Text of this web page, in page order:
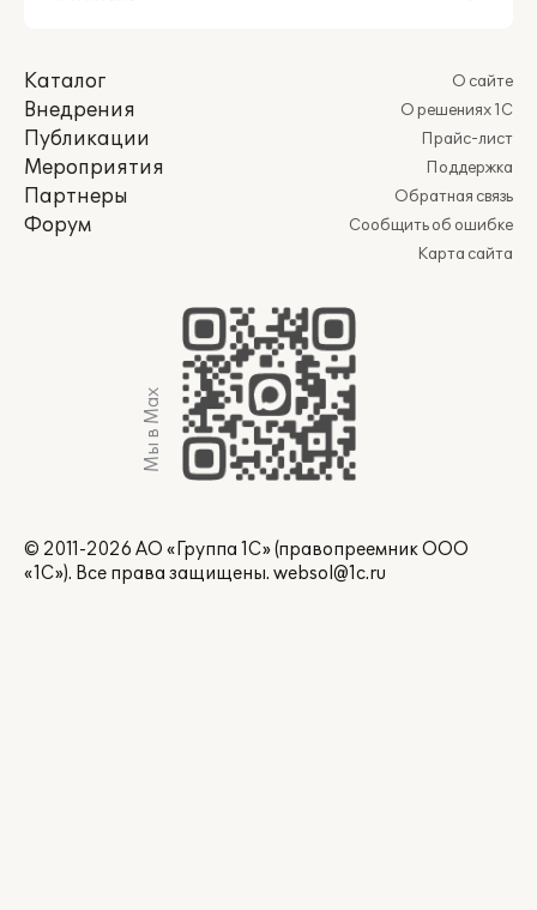
Каталог
Внедрения
Публикации
Мероприятия
Партнеры
Форум
О сайте
О решениях 1С
Прайс-лист
Поддержка
Обратная связь
Сообщить об ошибке
Карта сайта
Мы в Max
© 2011-2026 АО «Группа 1С» (правопреемник ООО
«1С»). Все права защищены. websol@1c.ru